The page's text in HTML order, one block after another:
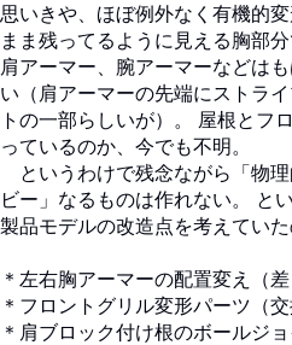
思いきや、ほぼ例外なく有機的
まま残ってるように見える胸部
肩アーマー、腕アーマーなどは
い（肩アーマーの先端にストラ
トの一部らしいが）。 屋根とフ
っているのか、今でも不明。
というわけで残念ながら「物
ビー」なるものは作れない。 と
製品モデルの改造点を考えてい
＊左右胸アーマーの配置変え（差
＊フロントグリル変形パーツ（交
＊肩ブロック付け根のボールジ